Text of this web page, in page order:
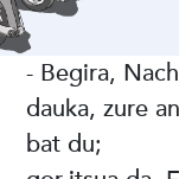
- Begira,
dauka, zure
bat du;